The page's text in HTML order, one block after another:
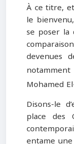
À ce titre,
le
se poser la
devenues
Mohamed
Disons-le
place des
entame